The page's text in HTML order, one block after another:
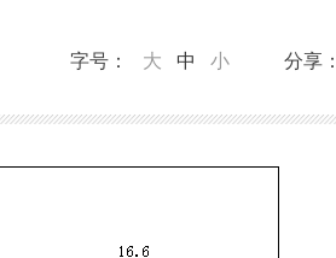
分享：
字号： 大 中 小